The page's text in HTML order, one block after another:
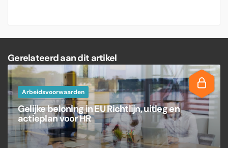
Gerelateerd aan dit artikel
Arbeidsvoorwaarden
Gelijke beloning in EU Richtlijn, uitleg en
actieplan voor HR